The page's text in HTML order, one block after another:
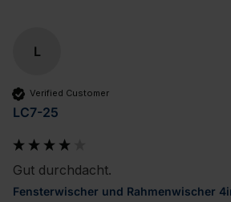
L
Verified Customer
LC7-25
Gut durchdacht.
Fensterwischer und Rahmenwischer